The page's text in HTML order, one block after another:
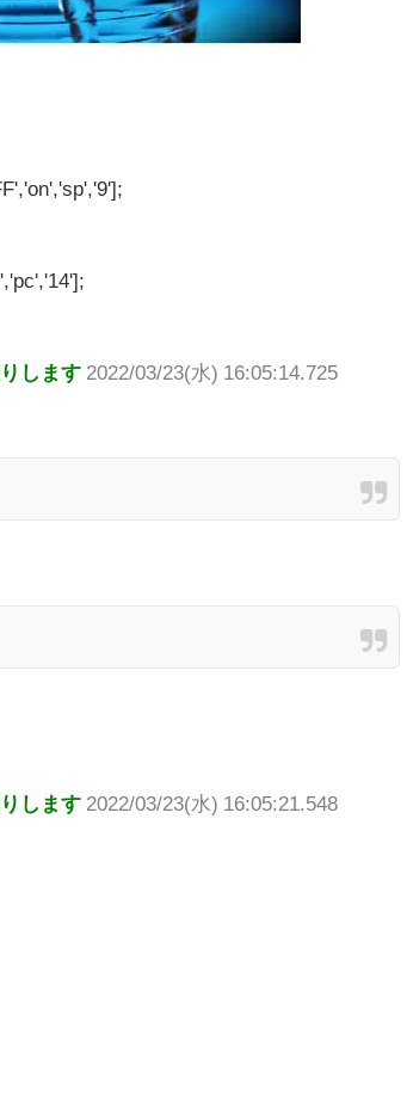
します 2022/03/23(水) 16:05:14.725
します 2022/03/23(水) 16:05:21.548